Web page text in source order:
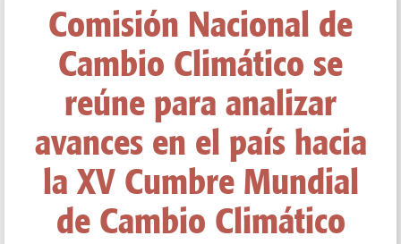
Comisión Nacional de
Cambio Climático se
reúne para analizar
avances en el país hacia
la XV Cumbre Mundial
de Cambio Climático